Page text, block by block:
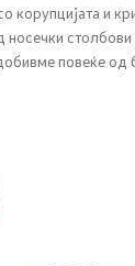
корупцијата и
носечки
повеќе